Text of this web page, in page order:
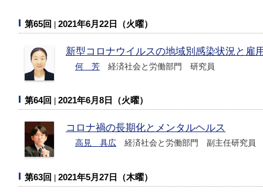
第65回 2021年6月22日（火曜）
新型コロナウイルスの地域別感染状況と雇
何 芳 経済社会と労働部門 研究員
第64回 2021年6月8日（火曜）
コロナ禍の長期化とメンタルヘルス
高見 具広 経済社会と労働部門 副主任研究員
第63回 2021年5月27日（木曜）